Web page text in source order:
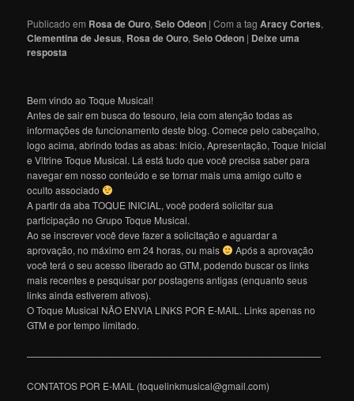
Publicado em Rosa de Ouro,Selo Odeon |Com a tagAracy Cortes,
Clementina de Jesus, Rosa de Ouro,Selo Odeon | Deixe uma
resposta
Bem vindo ao Toque Musical!
Antes de sair em busca do tesouro, leia com atenção todas as
informações de funcionamento deste blog. Comece pelo cabeçalho,
logo acima, abrindo todas as abas: Início, Apresentação, Toque Inicial
e Vitrine Toque Musical. Lá está tudo que você precisa saber para
navegar em nosso conteúdo e se tornar mais uma amigo culto e
oculto associado
A partir da aba TOQUE INICIAL, você poderá solicitar sua
participação no Grupo Toque Musical.
Ao se inscrever você deve fazer a solicitação e aguardar a
aprovação, no máximo em 24 horas, ou mais
Após a aprovação
você terá o seu acesso liberado ao GTM, podendo buscar os links
mais recentes e pesquisar por postagens antigas (enquanto seus
links ainda estiverem ativos).
O Toque Musical NÃO ENVIA LINKS POR E-MAIL. Links apenas no
GTM e por tempo limitado.
———————————————————————————————
CONTATOS POR E-MAIL (toquelinkmusical@gmail.com)